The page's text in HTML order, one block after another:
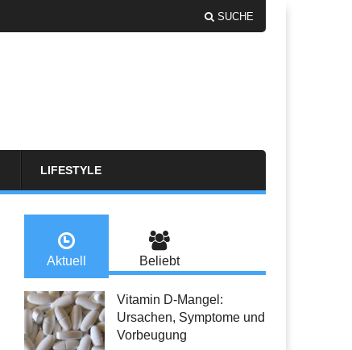
SUCHE
LIFESTYLE
Aktuell Beliebt
Vitamin D-Mangel:
Ursachen, Symptome und
Vorbeugung